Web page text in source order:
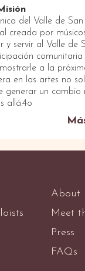
del Valle de
creada por
y servir al Valle de
a la
en las artes no
generar un cambio
allá.4o
About
Meet
Press
FAQs